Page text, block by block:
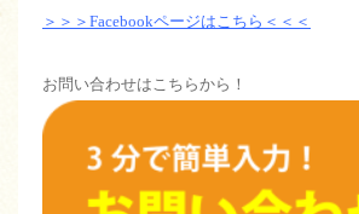
＞＞＞Facebookページはこちら＜＜＜
お問い合わせはこちらから！